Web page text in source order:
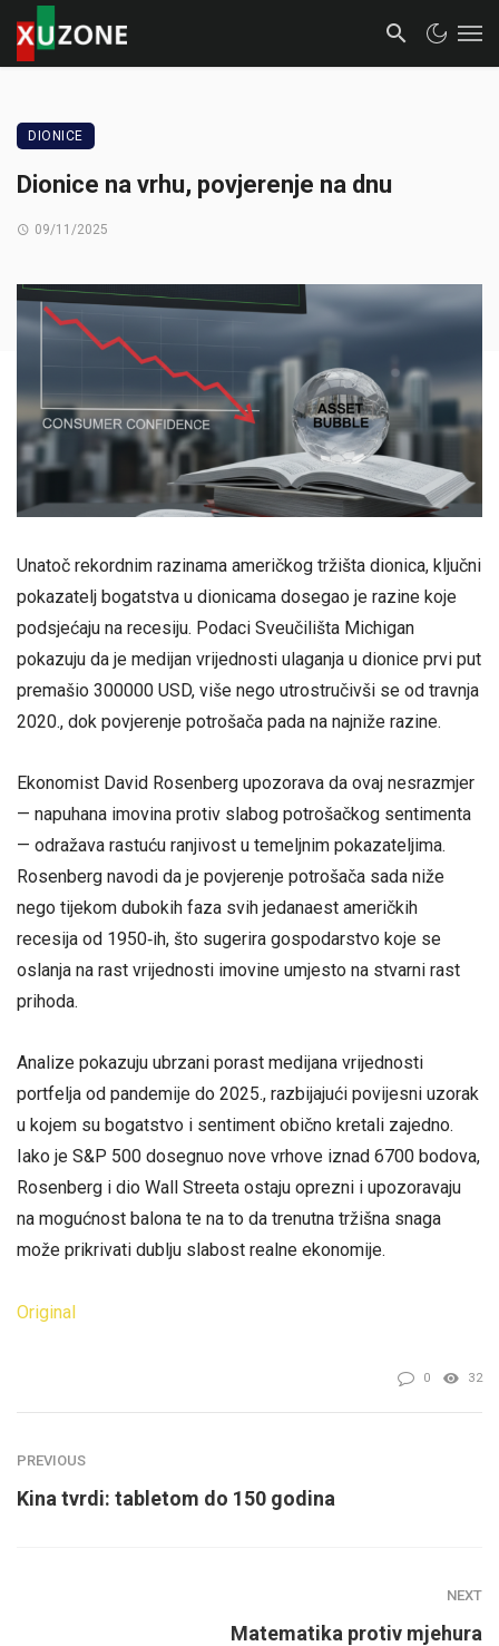
DIONICE
Dionice na vrhu, povjerenje na dnu
09/11/2025
Unatoč rekordnim razinama američkog tržišta dionica, ključni
pokazatelj bogatstva u dionicama dosegao je razine koje
podsjećaju na recesiju. Podaci Sveučilišta Michigan
pokazuju da je medijan vrijednosti ulaganja u dionice prvi put
premašio 300000 USD, više nego utrostručivši se od travnja
2020., dok povjerenje potrošača pada na najniže razine.
Ekonomist David Rosenberg upozorava da ovaj nesrazmjer
— napuhana imovina protiv slabog potrošačkog sentimenta
— odražava rastuću ranjivost u temeljnim pokazateljima.
Rosenberg navodi da je povjerenje potrošača sada niže
nego tijekom dubokih faza svih jedanaest američkih
recesija od 1950‑ih, što sugerira gospodarstvo koje se
oslanja na rast vrijednosti imovine umjesto na stvarni rast
prihoda.
Analize pokazuju ubrzani porast medijana vrijednosti
portfelja od pandemije do 2025., razbijajući povijesni uzorak
u kojem su bogatstvo i sentiment obično kretali zajedno.
Iako je S&P 500 dosegnuo nove vrhove iznad 6700 bodova,
Rosenberg i dio Wall Streeta ostaju oprezni i upozoravaju
na mogućnost balona te na to da trenutna tržišna snaga
može prikrivati dublju slabost realne ekonomije.
Original
0 32
PREVIOUS
Kina tvrdi: tabletom do 150 godina
NEXT
Matematika protiv mjehura